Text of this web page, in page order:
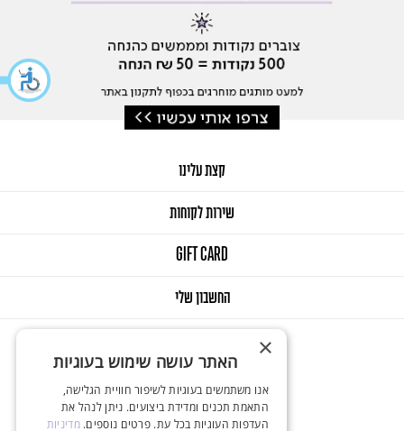
קצת עלינו
שירות לקוחות
GIFT CARD
החשבון שלי
© 2025 Onlys. All Rights Reserved
× האתר עושה שימוש בעוגיות
אנו משתמשים בעוגיות לשיפור חוויית הגלישה,
התאמת תכנים ומדידת ביצועים. ניתן לנהל את
העדפות העוגיות בכל עת. פרטים נוספים.מדיניות